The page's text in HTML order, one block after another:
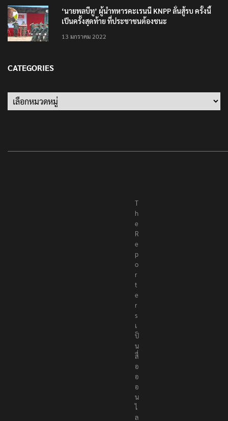
‘นายพลบีทู’ ผู้นำทหารคะเรนนี KNPP ลั่นสู้รบ ครั้งนี้
เป็นครั้งสุดท้าย ที่ประชาชนต้องชนะ
13 มกราคม 2022
CATEGORIES
Categories
T
h
e
R
e
p
o
r
t
e
r
s
เ
ป็
น
สื่
อ
อ
อ
น
ไ
ล